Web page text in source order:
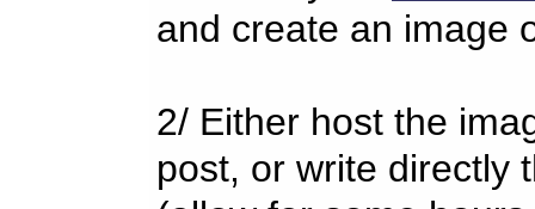
and create an image
2/ Either host the
post, or write directly